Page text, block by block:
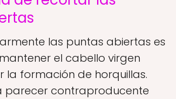
las puntas abiertas es
el cabello virgen
la formación de horquillas.
parecer contraproducente